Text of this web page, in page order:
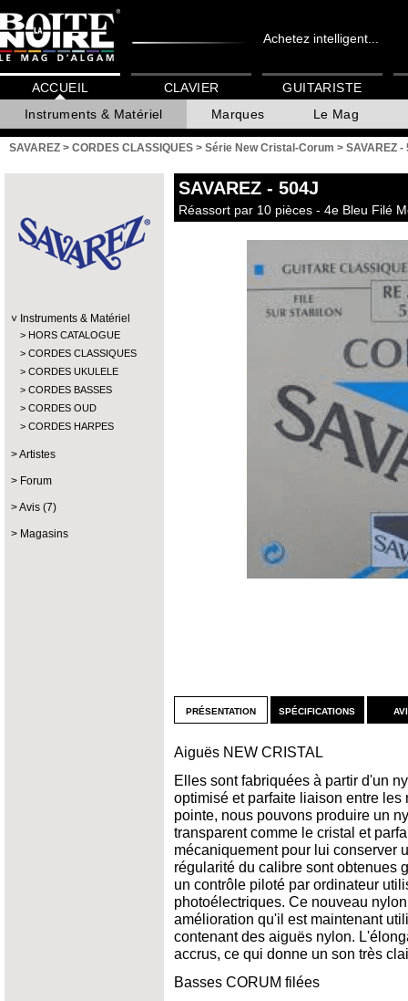
Achetez intelligent...
ACCUEIL
Instruments & Matériel
Marques Le Mag
CLAVIER GUITARISTE
SAVAREZ > CORDES CLASSIQUES > Série New Cristal-Corum > SAVAREZ -
Instruments & Matériel
HORS CATALOGUE
CORDES CLASSIQUES
CORDES UKULELE
CORDES BASSES
CORDES OUD
CORDES HARPES
Artistes
Forum
Avis (7)
Magasins
SAVAREZ - 504J
Réassort par 10 pièces - 4e Bleu Filé
présentation
Aiguës NEW CRISTAL
Elles sont fabriquées à partir d'un
optimisé et parfaite liaison entre
pointe, nous pouvons produire un
transparent comme le cristal et
mécaniquement pour lui conserver
régularité du calibre sont obtenues
un contrôle piloté par ordinateur
photoélectriques. Ce nouveau
amélioration qu'il est maintenant
contenant des aiguës nylon.
accrus, ce qui donne un son très
Basses CORUM filées
spécifications